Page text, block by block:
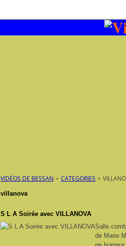
VIDÉOS DE BESSAN > CATEGORIES >
villanova
S L A Soirée avec VILLANOVA
Salle
de Marie